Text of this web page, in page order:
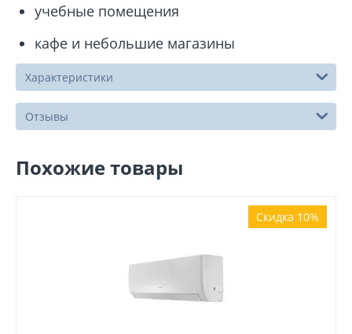
учебные помещения
кафе и небольшие магазины
Характеристики
Отзывы
Похожие товары
Скидка 10%